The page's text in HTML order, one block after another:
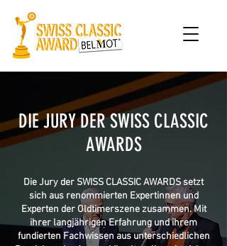
DIE JURY DER SWISS CLASSIC
AWARDS
Die Jury der SWISS CLASSIC AWARDS setzt
sich aus renommierten Expertinnen und
Experten der Oldtimerszene zusammen. Mit
ihrer langjährigen Erfahrung und ihrem
fundierten Fachwissen aus unterschiedlichen